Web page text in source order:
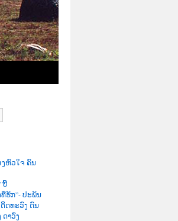
ຫົວໃຈ ຄົນ
ບີ້
ຮັກ”- ປະພັນ
ດທະວົງ ດົນ
າວົງ